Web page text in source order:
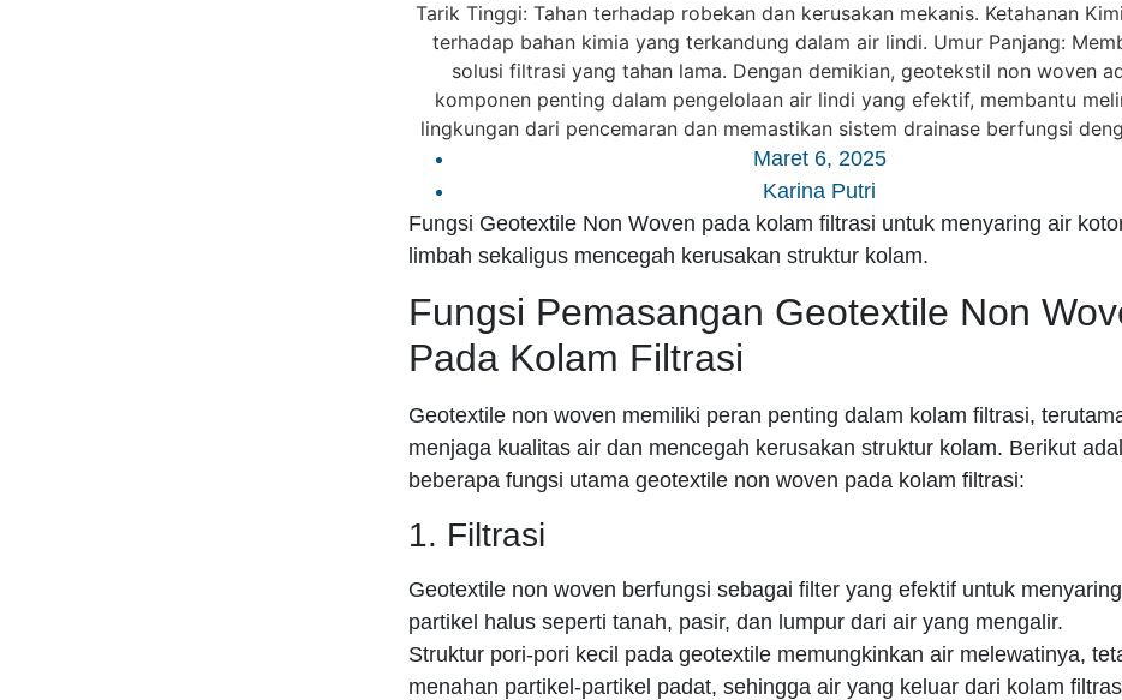
Maret 6, 2025
Karina Putri
Fungsi Geotextile Non Woven pada kolam filtrasi untuk menyaring air
limbah sekaligus mencegah kerusakan struktur kolam.
Fungsi Pemasangan Geotextile Non
Pada Kolam Filtrasi
Geotextile non woven memiliki peran penting dalam kolam filtrasi,
menjaga kualitas air dan mencegah kerusakan struktur kolam. Berikut
beberapa fungsi utama geotextile non woven pada kolam filtrasi:
1. Filtrasi
Geotextile non woven berfungsi sebagai filter yang efektif untuk
partikel halus seperti tanah, pasir, dan lumpur dari air yang mengalir.
Struktur pori-pori kecil pada geotextile memungkinkan air melewatinya,
menahan partikel-partikel padat, sehingga air yang keluar dari kolam